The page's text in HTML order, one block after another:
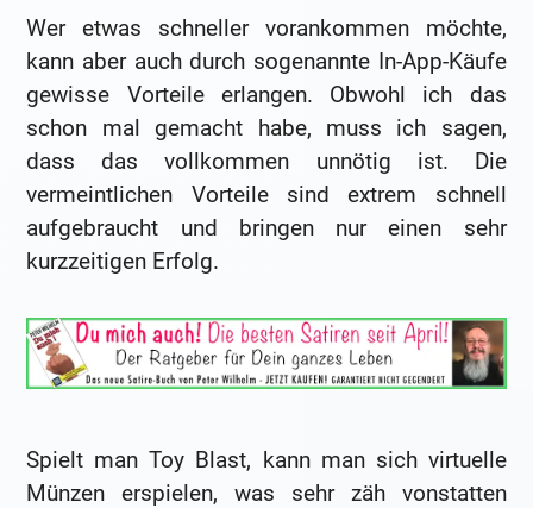
Wer etwas schneller vorankommen möchte,
kann aber auch durch sogenannte In-App-Käufe
gewisse Vorteile erlangen. Obwohl ich das
schon mal gemacht habe, muss ich sagen,
dass das vollkommen unnötig ist. Die
vermeintlichen Vorteile sind extrem schnell
aufgebraucht und bringen nur einen sehr
kurzzeitigen Erfolg.
Spielt man Toy Blast, kann man sich virtuelle
Münzen erspielen, was sehr zäh vonstatten